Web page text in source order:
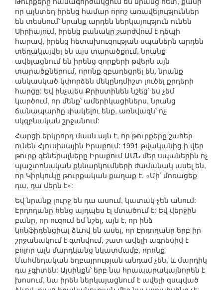
որ այնտեղ իրենց համար որոշ առավելություններ
են տեսնում՝ նրանք արդեն ներկայություն ունեն
Սիրիայում, իրենց բանակը շարժվում է դեպի
հարավ, իրենց հետախուզության սպաներն արդեն
տեղակայվել են այս տարածքում, նրանք
ավելացնում են իրենց զորքերի թվերն այն
տարածքներում, որոնք զբաղեցրել են, նրանք
անկասկած կփորձեն մեկընդմիշտ լուծել քրդերի
հարցը: Եվ ինչպես Քրիստինեն նշեց՝ ես չեմ
կարծում, որ մենք՝ ամերիկացիներս, նրանց
ճանապարհը փակելու ենք, առնվազն՝ ոչ
սկզբնական շրջանում:
Հարցի երկրորդ մասն այն է, որ թուրքերը շահեր
ունեն Հյուսիսային Իրաքում: 1991 թվականից ի վեր
թուրք գեներալները Իրաքում ԱՄՆ մեր սպաներին ոչ
պաշտոնական քննարկումների ժամանակ ասել են,
որ Կիրկուկը թուրքական քաղաք է. «Մի՛ մոռացեք
դա, դա մերն է»:
Եվ նրանք լուրջ են դա ասում, կատակ չեն անում:
Էրդողանը հենց այդպես էլ մտածում է: Եվ վերջին
բանը, որ ուզում եմ նշել, այն է, որ ինձ
կոնֆիդենցիալ ձևով են ասել, որ Էրդողանը երբ իր
շրջանակում է գտնվում, շատ ավելի ագրեսիվ է
բոլոր այն մարդկանց նկատմամբ, որոնք
Մահմեդական եղբայրության անդամ չեն, և մարդիկ
դա չգիտեն: Այսինքն՝ երբ նա հրապարակայնորեն է
խոսում, նա իրեն ներկայացնում է ավելի զսպված